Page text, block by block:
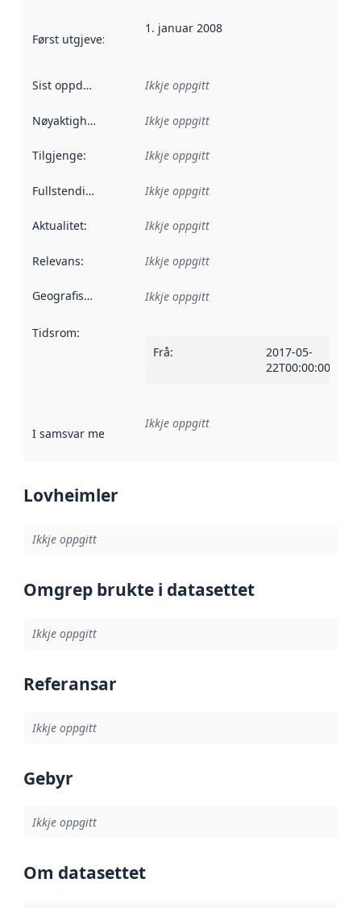
Først utgjeve: Denne datoen seier når dataa i dette
1. januar 2008
Sist oppdatert Ikkje oppgitt
Nøyaktigheit Ikkje oppgitt
Tilgjenge: Ikkje oppgitt
Fullstendigheit Ikkje oppgitt
Aktualitet: Ikkje oppgitt
Relevans: Ikkje oppgitt
Geografisk område Ikkje oppgitt
Tidsrom:
Frå:
2017-05-
22T00:00:00Z
I samsvar med Referanse til ei implementeringsregel eller
Ikkje oppgitt
Lovheimler
Ikkje oppgitt
Omgrep brukte i datasettet
Ikkje oppgitt
Referansar
Ikkje oppgitt
Gebyr
Ikkje oppgitt
Om datasettet